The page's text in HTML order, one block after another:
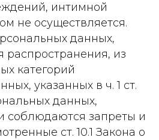
интимной
не осуществляется.
данных,
из
категорий
указанных в ч. 1 ст.
данных,
соблюдаются запреты и
ст. 10.1 Закона о